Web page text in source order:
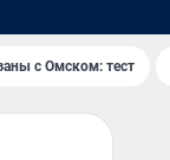
с Омском: тест